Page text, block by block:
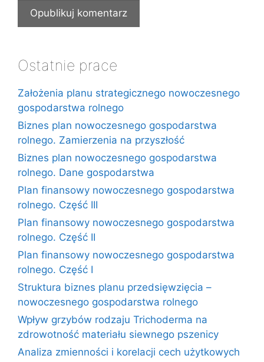
Ostatnie prace
Założenia planu strategicznego nowoczesnego
gospodarstwa rolnego
Biznes plan nowoczesnego gospodarstwa
rolnego. Zamierzenia na przyszłość
Biznes plan nowoczesnego gospodarstwa
rolnego. Dane gospodarstwa
Plan finansowy nowoczesnego gospodarstwa
rolnego. Część III
Plan finansowy nowoczesnego gospodarstwa
rolnego. Część II
Plan finansowy nowoczesnego gospodarstwa
rolnego. Część I
Struktura biznes planu przedsięwzięcia –
nowoczesnego gospodarstwa rolnego
Wpływ grzybów rodzaju Trichoderma na
zdrowotność materiału siewnego pszenicy
Analiza zmienności i korelacji cech użytkowych